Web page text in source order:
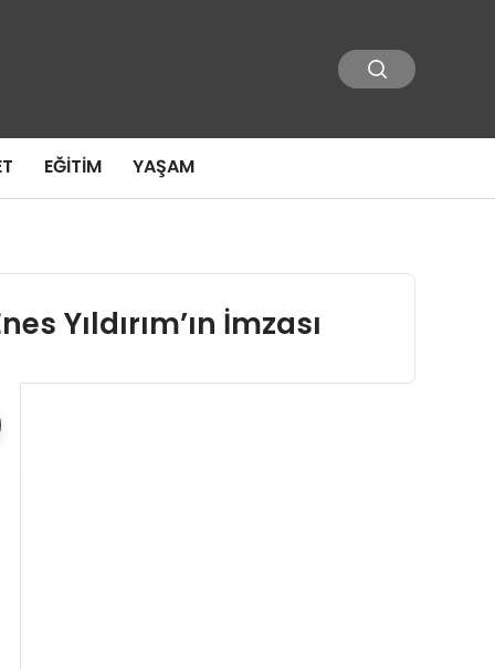
EĞITIM YAŞAM
Yıldırım’ın İmzası